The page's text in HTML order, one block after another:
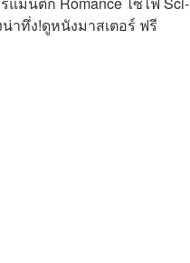
าทึ่ง!ดูหนังมาสเตอร์ ฟรี